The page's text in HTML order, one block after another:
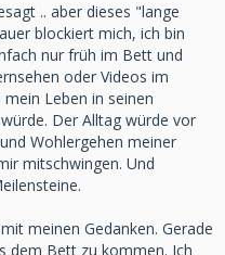
.. aber dieses "lange
blockiert mich, ich bin
nur früh im Bett und
oder Videos im
Leben in seinen
Der Alltag würde vor
Wohlergehen meiner
mitschwingen. Und
meinen Gedanken. Gerade
dem Bett zu kommen. Ich